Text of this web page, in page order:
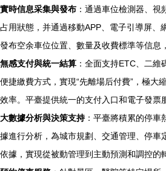
實時信息采集與發布 ：通過車位檢測器、
占用狀態，并通過移動APP、電子引導屏、
發布空余車位位置、數量及收費標準等信息
無感支付與統一結算 ：全面支持ETC、二
便捷繳費方式，實現“先離場后付費”，極大
效率。平臺提供統一的支付入口和電子發票
大數據分析與決策支持：平臺將積累的停車
據進行分析，為城市規劃、交通管理、停車
依據，實現從被動管理到主動預測和調控的